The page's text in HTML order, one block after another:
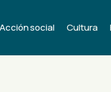
Acción social Cultura